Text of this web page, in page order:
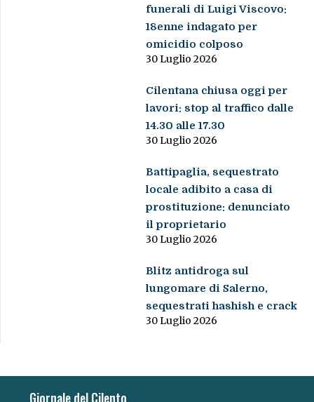
funerali di Luigi Viscovo:
18enne indagato per
omicidio colposo
30 Luglio 2026
Cilentana chiusa oggi per
lavori: stop al traffico dalle
14.30 alle 17.30
30 Luglio 2026
Battipaglia, sequestrato
locale adibito a casa di
prostituzione: denunciato
il proprietario
30 Luglio 2026
Blitz antidroga sul
lungomare di Salerno,
sequestrati hashish e crack
30 Luglio 2026
Giornale del Cilento